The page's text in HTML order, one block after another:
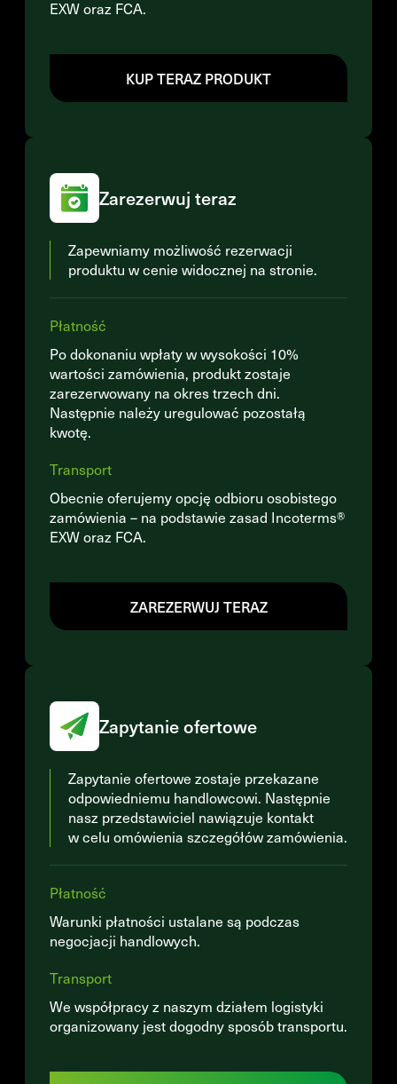
EXW oraz FCA.
KUP TERAZ PRODUKT
Zarezerwuj teraz
Zapewniamy możliwość rezerwacji
produktu w cenie widocznej na stronie.
Płatność
Po dokonaniu wpłaty w wysokości 10%
wartości zamówienia, produkt zostaje
zarezerwowany na okres trzech dni.
Następnie należy uregulować pozostałą
kwotę.
Transport
Obecnie oferujemy opcję odbioru osobistego
zamówienia – na podstawie zasad Incoterms®
EXW oraz FCA.
ZAREZERWUJ TERAZ
Zapytanie ofertowe
Zapytanie ofertowe zostaje przekazane
odpowiedniemu handlowcowi. Następnie
nasz przedstawiciel nawiązuje kontakt
w celu omówienia szczegółów zamówienia.
Płatność
Warunki płatności ustalane są podczas
negocjacji handlowych.
Transport
We współpracy z naszym działem logistyki
organizowany jest dogodny sposób transportu.